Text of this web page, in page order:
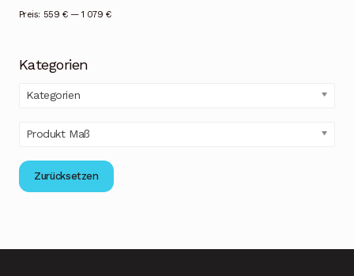
Preis: 559 €— 1 079 €
Kategorien
Kategorien
Produkt Maß
Zurücksetzen